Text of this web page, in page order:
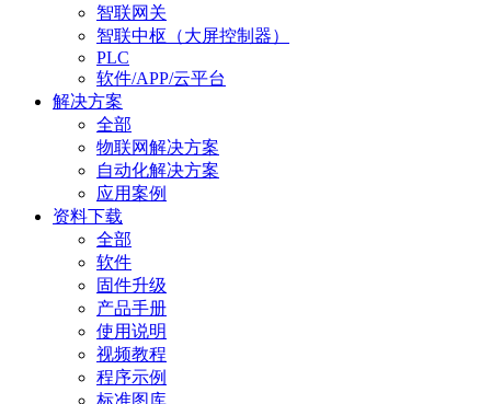
智联网关
智联中枢（大屏控制器）
PLC
软件/APP/云平台
解决方案
全部
物联网解决方案
自动化解决方案
应用案例
资料下载
全部
软件
固件升级
产品手册
使用说明
视频教程
程序示例
标准图库